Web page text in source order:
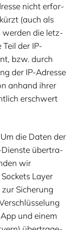
nicht erfor­
(auch als
wer­den die letz­
der IP-
bzw. durch
der IP-Adres­se
anhand ihrer
erschwert
die Daten der
Diens­te über­tra­
wir
Lay­er
Siche­rung
und einem